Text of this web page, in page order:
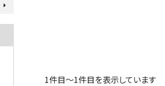
1件目～1件目を表示しています